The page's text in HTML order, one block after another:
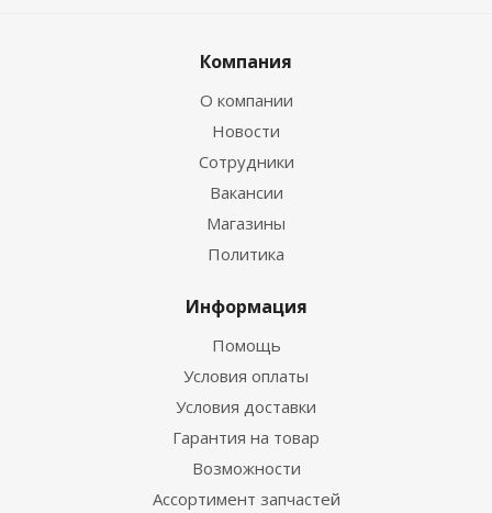
Компания
О компании
Новости
Сотрудники
Вакансии
Магазины
Политика
Информация
Помощь
Условия оплаты
Условия доставки
Гарантия на товар
Возможности
Ассортимент запчастей